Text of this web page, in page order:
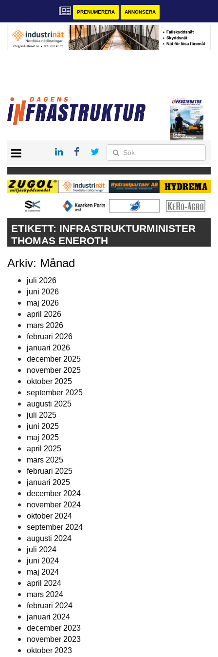
PRENUMERERA ANNONSERA
KONTAKT
VÅRA ANDRA MAGASIN
PRENUMERERA
ETIKETT: INFRASTRUKTURMINISTER
THOMAS ENEROTH
Arkiv: Månad
juli 2026
juni 2026
maj 2026
april 2026
mars 2026
februari 2026
januari 2026
december 2025
november 2025
oktober 2025
september 2025
augusti 2025
juli 2025
juni 2025
maj 2025
april 2025
mars 2025
februari 2025
januari 2025
december 2024
november 2024
oktober 2024
september 2024
augusti 2024
juli 2024
juni 2024
maj 2024
april 2024
mars 2024
februari 2024
januari 2024
december 2023
november 2023
oktober 2023